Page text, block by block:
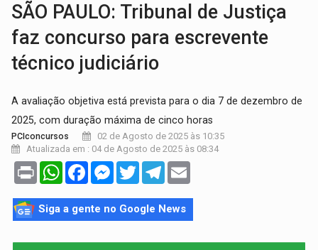
SÃO PAULO: Tribunal de Justiça
faz concurso para escrevente
técnico judiciário
A avaliação objetiva está prevista para o dia 7 de dezembro de
2025, com duração máxima de cinco horas
PCIconcursos
02 de Agosto de 2025 às 10:35
Atualizada em : 04 de Agosto de 2025 às 08:34
Print WhatsAppFacebookMessenger
TwitterTelegram
Siga a gente no Google News